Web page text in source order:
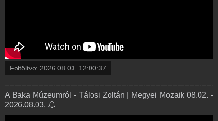
Feltöltve: 2026.08.03. 12:00:37
A Baka Múzeumról - Tálosi Zoltán | Megyei Mozaik 08.02. -
2026.08.03.